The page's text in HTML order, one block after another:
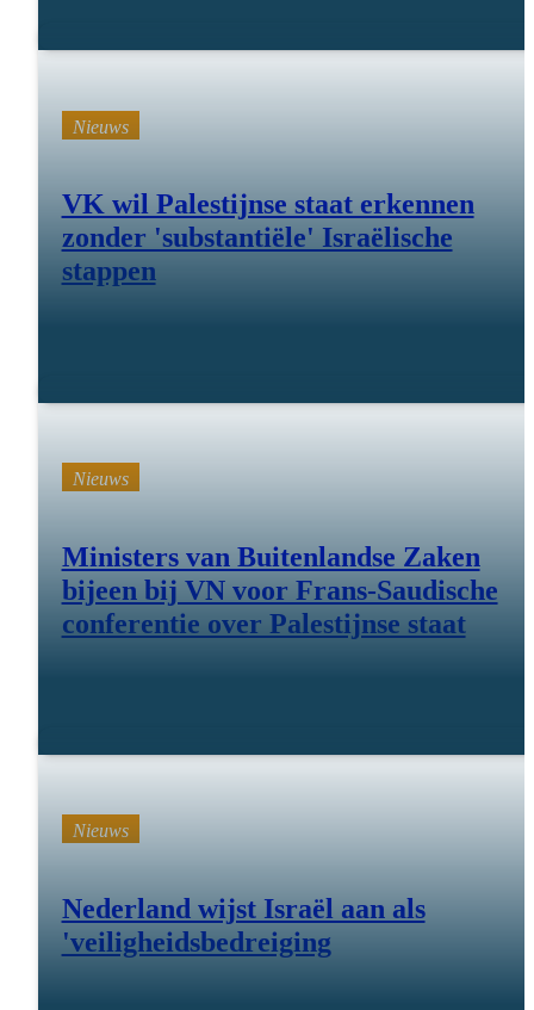
Nieuws
VK wil Palestijnse staat erkennen
zonder 'substantiële' Israëlische
stappen
Nieuws
Ministers van Buitenlandse Zaken
bijeen bij VN voor Frans-Saudische
conferentie over Palestijnse staat
Nieuws
Nederland wijst Israël aan als
'veiligheidsbedreiging